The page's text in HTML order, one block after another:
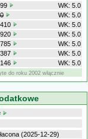
WK: 5.0
WK: 5.0
WK: 5.0
WK: 5.0
WK: 5.0
WK: 5.0
WK: 5.0
do roku 2002 włącznie
(2025-12-29)